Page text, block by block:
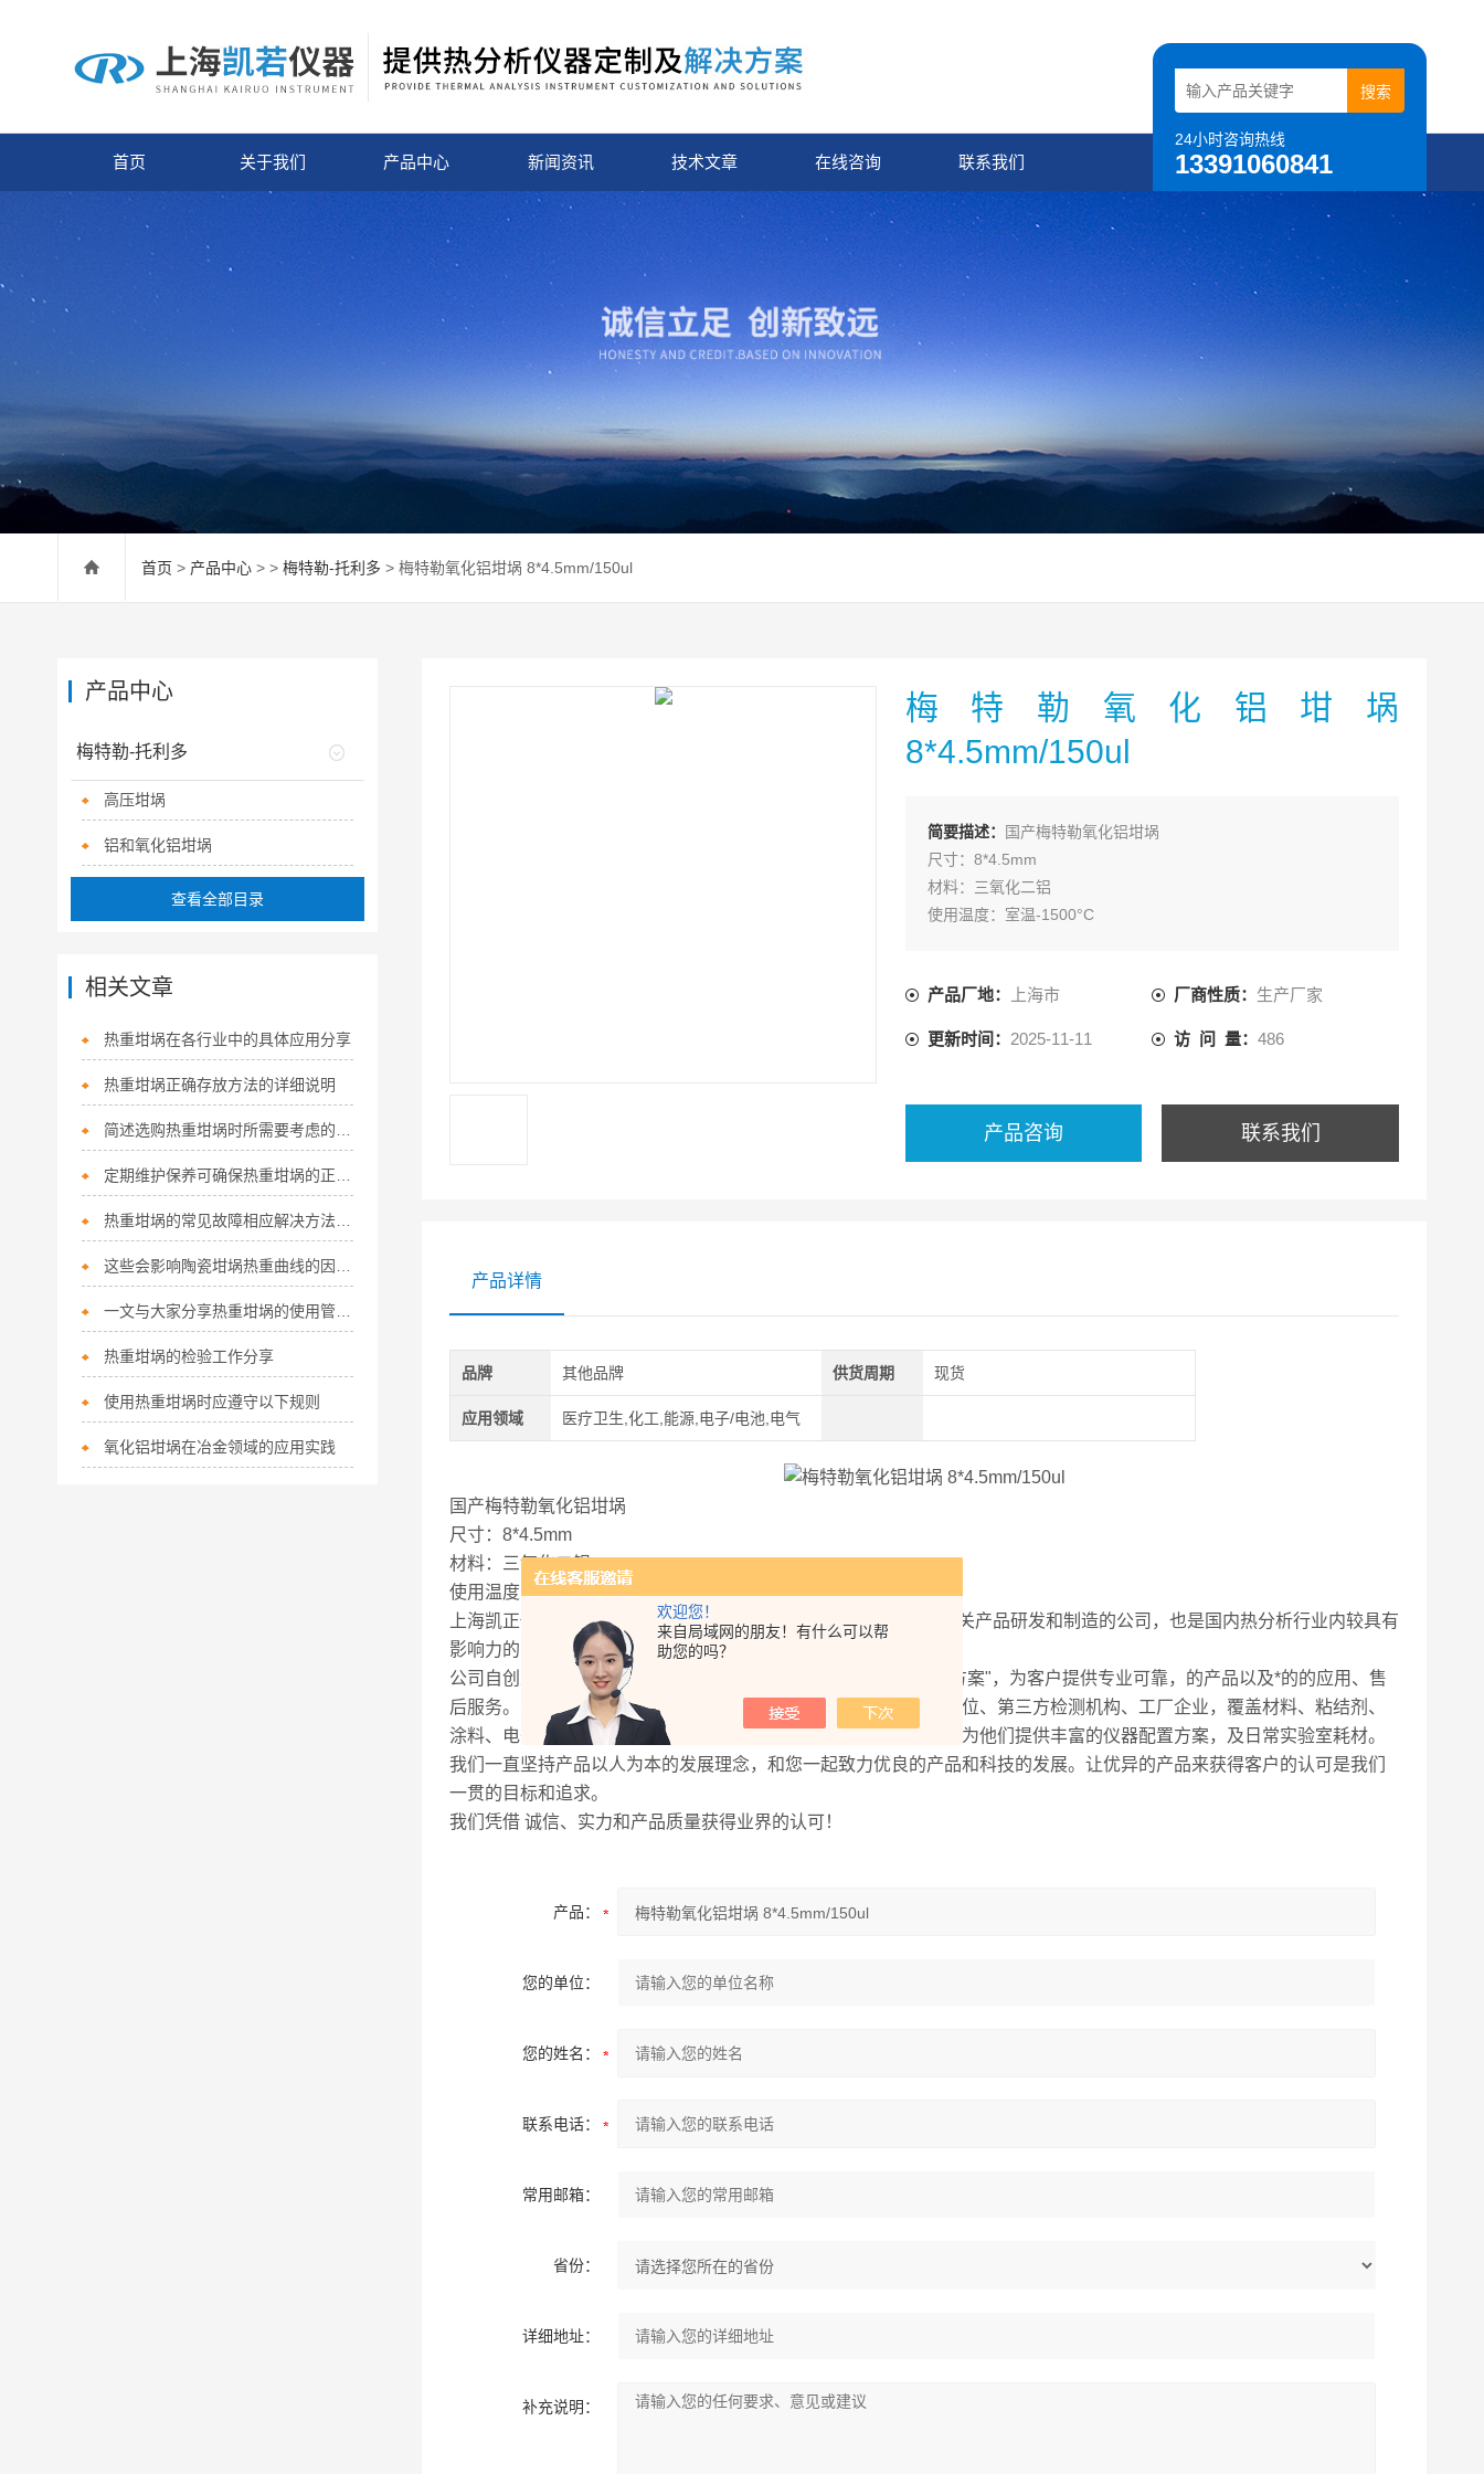
欢迎您！
来自局域网的朋友！有什么可以帮
助您的吗？
24小时咨询热线
13391060841
首页 关于我们 产品中心 新闻资讯 技术文章 在线咨询 联系我们
首页 > 产品中心 > > 梅特勒-托利多 > 梅特勒氧化铝坩埚 8*4.5mm/150ul
梅特勒氧化铝坩埚
8*4.5mm/150ul
简要描述：
国产梅特勒氧化铝坩埚
尺寸：8*4.5mm
材料：三氧化二铝
使用温度：室温-1500°C
产品厂地： 上海市 厂商性质： 生产厂家
更新时间： 2025-11-11 访 问 量：486
产品咨询 联系我们
产品详情
品牌 其他品牌 供货周期 现货
应用领域 医疗卫生,化工,能源,电子/电池,电气
国产梅特勒氧化铝坩埚
尺寸：8*4.5mm
材料：三氧化二铝
使用温度：室温-1500°C
上海凯正仪器有限公司成立于 2003 年，是国内较早从事热分析相关产品研发和制造的公司，也是国内热分析行业内较具有
影响力的品牌之一。
公司自创立伊始就致力于提供“无限可能的实验室仪器配置的解决方案"，为客户提供专业可靠，的产品以及*的的应用、售
后服务。公司历尽十余年的发展，客户遍及国内各大高校、科研单位、第三方检测机构、工厂企业，覆盖材料、粘结剂、
涂料、电子、食品、包装、医药、教学、科研、汽车、多种领域。为他们提供丰富的仪器配置方案，及日常实验室耗材。
我们一直坚持产品以人为本的发展理念，和您一起致力优良的产品和科技的发展。让优异的产品来获得客户的认可是我们
一贯的目标和追求。
我们凭借 诚信、实力和产品质量获得业界的认可！
产品：
您的单位：
您的姓名：
联系电话：
常用邮箱：
省份：
详细地址：
补充说明：
产品中心
梅特勒-托利多
高压坩埚
铝和氧化铝坩埚
查看全部目录
相关文章
热重坩埚在各行业中的具体应用分享
热重坩埚正确存放方法的详细说明
热重坩埚的检验工作分享
使用热重坩埚时应遵守以下规则
氧化铝坩埚在冶金领域的应用实践